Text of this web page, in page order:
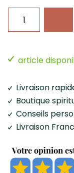
article
Livraison
Boutique
Conseils
Livraison